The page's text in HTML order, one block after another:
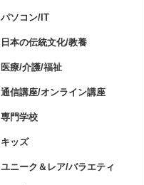
パソコン/IT
日本の伝統文化/教養
医療/介護/福祉
通信講座/オンライン講座
専門学校
キッズ
ユニーク＆レア/バラエティ